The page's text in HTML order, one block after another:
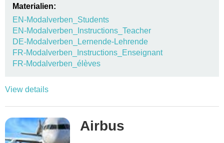
Materialien:
EN-Modalverben_Students
EN-Modalverben_Instructions_Teacher
DE-Modalverben_Lernende-Lehrende
FR-Modalverben_Instructions_Enseignant
FR-Modalverben_élèves
View details
Airbus